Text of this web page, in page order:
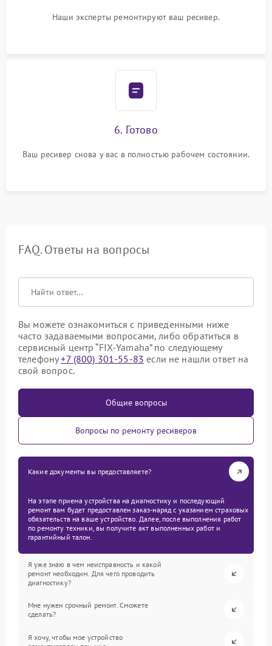
Наши эксперты ремонтируют ваш ресивер.
6. Готово
Ваш ресивер снова у вас в полностью рабочем состоянии.
FAQ. Ответы на вопросы
Вы можете ознакомиться с приведенными ниже
часто задаваемыми вопросами, либо обратиться в
сервисный центр “FIX-Yamaha” по следующему
телефону+7 (800) 301-55-83 если не нашли ответ на
свой вопрос.
Общие вопросы
Вопросы по ремонту ресиверов
Какие документы вы предоставляете?
На этапе приема устройства на диагностику и последующий
ремонт вам будет предоставлен заказ-наряд с указанием страховых
обязательств на ваше устройство. Далее, после выполнения работ
по ремонту техники, вы получите акт выполненных работ и
гарантийный талон.
Я уже знаю в чем неисправность и какой
ремонт необходим. Для чего проводить
диагностику?
Мне нужен срочный ремонт. Сможете
сделать?
Я хочу, чтобы мое устройство